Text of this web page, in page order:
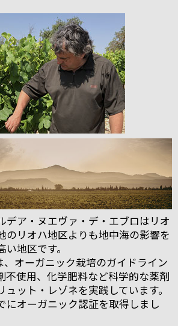
デア・ヌエヴァ・デ・エブロはリオ
のリオハ地区よりも地中海の影響を
地区です。
オーガニック栽培のガイドライン
不使用、化学肥料など科学的な薬剤
ット・レゾネを実践しています。
にオーガニック認証を取得しまし